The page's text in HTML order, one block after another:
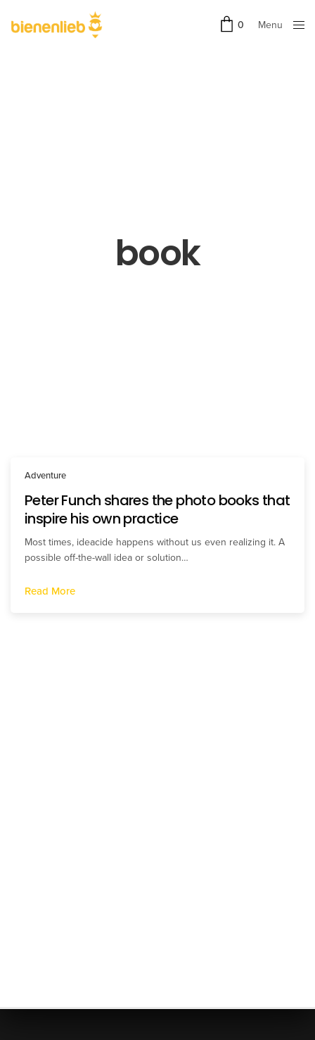
0
Menu
book
Adventure
Peter Funch shares the photo books that
inspire his own practice
Most times, ideacide happens without us even realizing it. A
possible off-the-wall idea or solution…
Read More